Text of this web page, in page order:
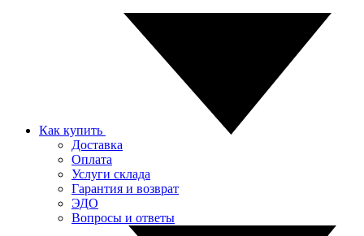
Как купить
Доставка
Оплата
Услуги склада
Гарантия и возврат
ЭДО
Вопросы и ответы